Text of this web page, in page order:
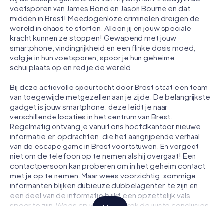
voetsporen van James Bond en Jason Bourne en dat
midden in Brest! Meedogenloze criminelen dreigen de
wereld in chaos te storten. Alleen jij en jouw speciale
kracht kunnen ze stoppen! Gewapend met jouw
smartphone, vindingrijkheid en een flinke dosis moed,
volg je in hun voetsporen, spoor je hun geheime
schuilplaats op en red je de wereld.
Bij deze actievolle speurtocht door Brest staat een team
van toegewijde metgezellen aan je zijde. De belangrijkste
gadget is jouw smartphone: deze leidt je naar
verschillende locaties in het centrum van Brest.
Regelmatig ontvang je vanuit ons hoofdkantoor nieuwe
informatie en opdrachten, die het aangrijpende verhaal
van de escape game in Brest voortstuwen. En vergeet
niet om de telefoon op te nemen als hij overgaat! Een
contactpersoon kan proberen om in het geheim contact
met je op te nemen. Maar wees voorzichtig: sommige
informanten blijken dubieuze dubbelagenten te zijn en
een deel van de informatie blijkt een opzettelijk vals